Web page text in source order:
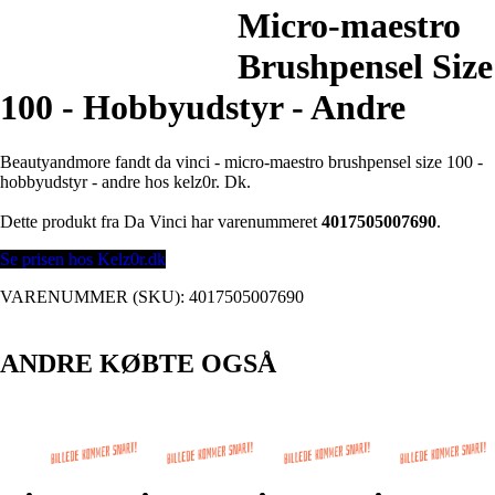
Micro-maestro
Brushpensel Size
100 - Hobbyudstyr - Andre
Beautyandmore fandt da vinci - micro-maestro brushpensel size 100 -
hobbyudstyr - andre hos kelz0r. Dk.
Dette produkt fra Da Vinci har varenummeret 4017505007690.
Se prisen hos Kelz0r.dk
VARENUMMER (SKU): 4017505007690
ANDRE KØBTE OGSÅ